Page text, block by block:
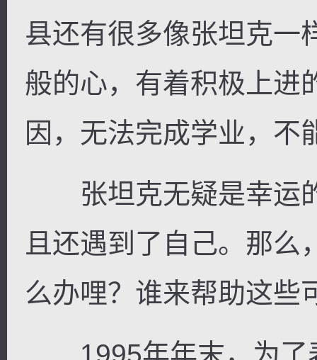
县还有很多像张坦克一
般的心，有着积极上进
因，无法完成学业，不
张坦克无疑是幸运
且还遇到了自己。那
么办哩？谁来帮助这些